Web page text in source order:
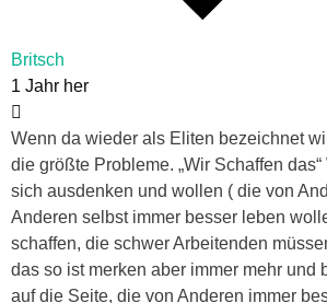
Britsch
1 Jahr her
Wenn da wieder als Eliten bezeichnet
die größte Probleme. „Wir Schaffen
sich ausdenken und wollen ( die von
Anderen selbst immer besser leben
schaffen, die schwer Arbeitenden
das so ist merken aber immer mehr und
auf die Seite, die von Anderen immer